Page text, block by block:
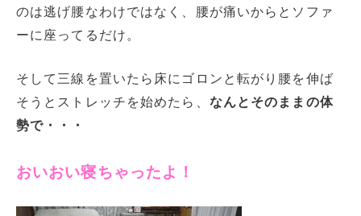
のは逃げ腰なわけではなく、腰が痛いからとソファ
ーに座ってるだけ。
そして三線を置いたら床にゴロンと転がり腰を伸ば
そうとストレッチを始めたら、 なんとそのままの体
勢で・・・
おいおい寝ちゃったよ！